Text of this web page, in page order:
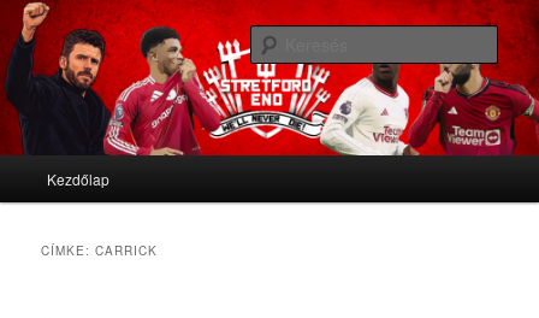
Stretford End
We'll never die
Tovább az elsődleges tartalomra
Tovább a másodlagos tartalomra
Kezdőlap
CÍMKE:CARRICK